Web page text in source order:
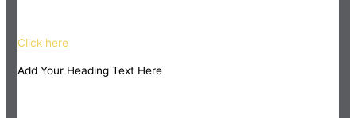
Click here
Add Your Heading Text Here